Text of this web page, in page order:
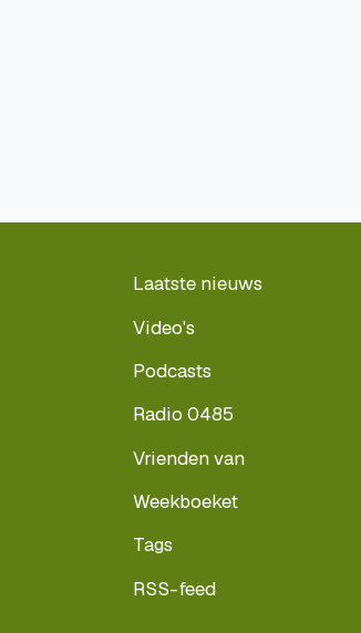
Laatste nieuws
Video's
Podcasts
Radio 0485
Vrienden van
Weekboeket
Tags
RSS-feed